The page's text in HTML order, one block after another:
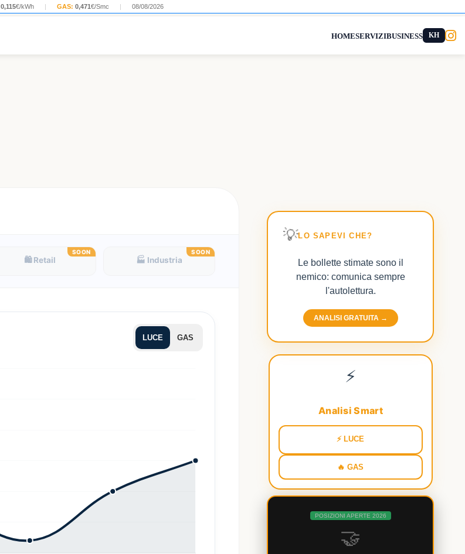
0,115€/kWh | GAS: 0,471€/Smc | 08/08/2026
HOMESERVIZIBUSINESS KH
SOON
🛍️ Retail
SOON
🏭 Industria
LUCE GAS
💡LO SAPEVI CHE?
Le bollette stimate sono il
nemico: comunica sempre
l'autolettura.
ANALISI GRATUITA →
⚡
Analisi Smart
⚡ LUCE
🔥 GAS
POSIZIONI APERTE 2026
🤝